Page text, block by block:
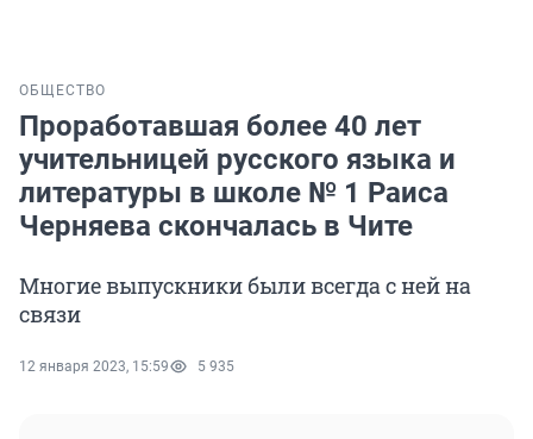
ОБЩЕСТВО
Проработавшая более 40 лет
учительницей русского языка и
литературы в школе № 1 Раиса
Черняева скончалась в Чите
Многие выпускники были всегда с ней на
связи
12 января 2023, 15:59 5 935